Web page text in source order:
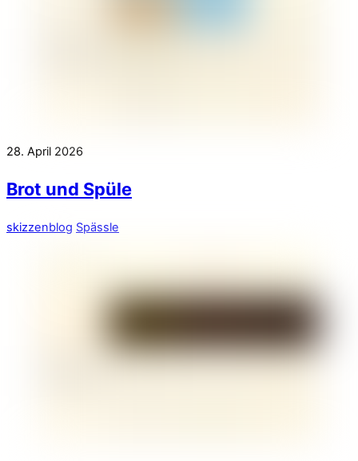
28. April 2026
Brot und Spüle
skizzenblog Spässle